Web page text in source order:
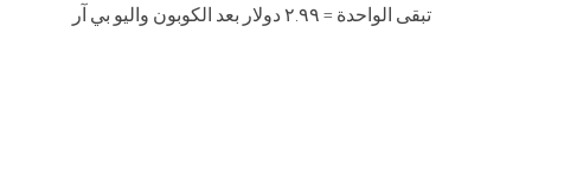
تبقى الواحدة = ٢.٩٩ دولار بعد الكوبون واليو بي آر